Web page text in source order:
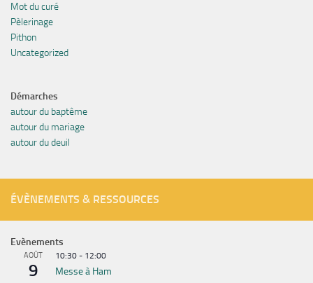
Mot du curé
Pèlerinage
Pithon
Uncategorized
Démarches
autour du baptême
autour du mariage
autour du deuil
ÉVÈNEMENTS & RESSOURCES
Evènements
AOÛT
9
10:30 - 12:00
Messe à Ham